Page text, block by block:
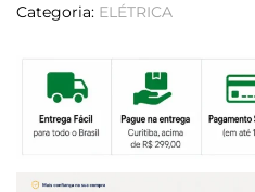
Categoria: ELÉTRICA